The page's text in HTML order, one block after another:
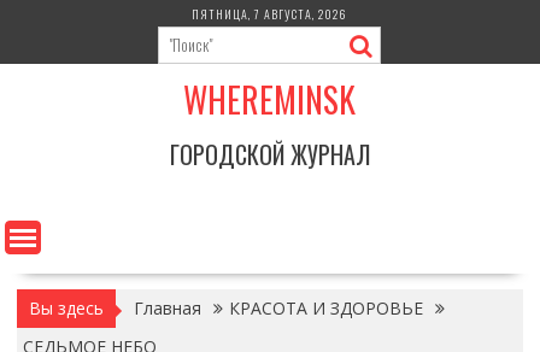
содержимому
ПЯТНИЦА, 7 АВГУСТА, 2026
WHEREMINSK
ГОРОДСКОЙ ЖУРНАЛ
Вы здесь Главная
КРАСОТА И ЗДОРОВЬЕ
СЕДЬМОЕ НЕБО